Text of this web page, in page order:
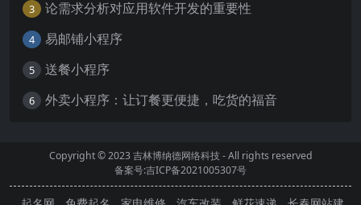
3 论需求分析对应用软件开发的重要性
4 易邮铺小程序
5 送餐小程序
6 外卖小程序：让订餐更便捷，吃货的福音
Copyright © 2023吉林博纳德网络科技- All rights reserved
备案号:吉ICP备2021005307号